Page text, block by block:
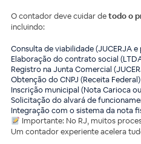
O contador deve cuidar detodo o
incluindo:
Consulta de viabilidade (JUCERJA
Elaboração do contrato social
Registro na Junta Comercial
Obtenção do CNPJ (Receita Federal)
Inscrição municipal (Nota Carioca
Solicitação do alvará de
Integração com o sistema da nota
Importante: No RJ, muitos
Um contador experiente acelera